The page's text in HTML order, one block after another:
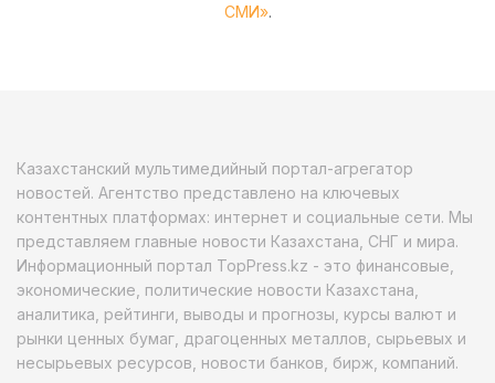
СМИ».
Казахстанский мультимедийный портал-агрегатор
новостей. Агентство представлено на ключевых
контентных платформах: интернет и социальные сети. Мы
представляем главные новости Казахстана, СНГ и мира.
Информационный портал TopPress.kz - это финансовые,
экономические, политические новости Казахстана,
аналитика, рейтинги, выводы и прогнозы, курсы валют и
рынки ценных бумаг, драгоценных металлов, сырьевых и
несырьевых ресурсов, новости банков, бирж, компаний.